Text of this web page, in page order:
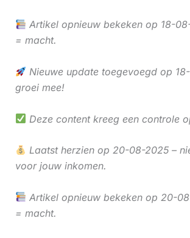
Artikel opnieuw bekeken op 18-
= macht.
Nieuwe update toegevoegd op
groei mee!
Deze content kreeg een controle
Laatst herzien op 20-08-2025 –
voor jouw inkomen.
Artikel opnieuw bekeken op 20-
= macht.